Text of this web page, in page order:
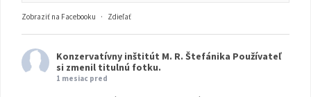
Zobraziť na Facebooku · Zdieľať
Konzervatívny inštitút M. R. Štefánika Používateľ
si zmenil titulnú fotku.
1 mesiac pred